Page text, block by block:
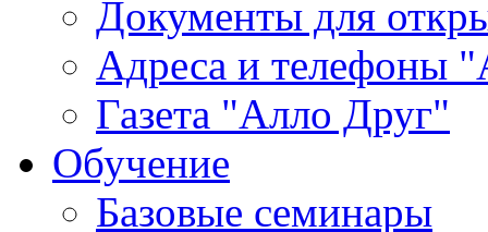
Документы для
Адреса и телефоны
Газета "Алло Друг"
Обучение
Базовые семинары